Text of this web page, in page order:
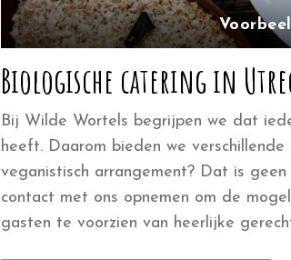
Biologische catering in
Bij Wilde Wortels begrijpen we dat
heeft. Daarom bieden we
veganistisch arrangement? Dat is
contact met ons opnemen om de
gasten te voorzien van heerlijke